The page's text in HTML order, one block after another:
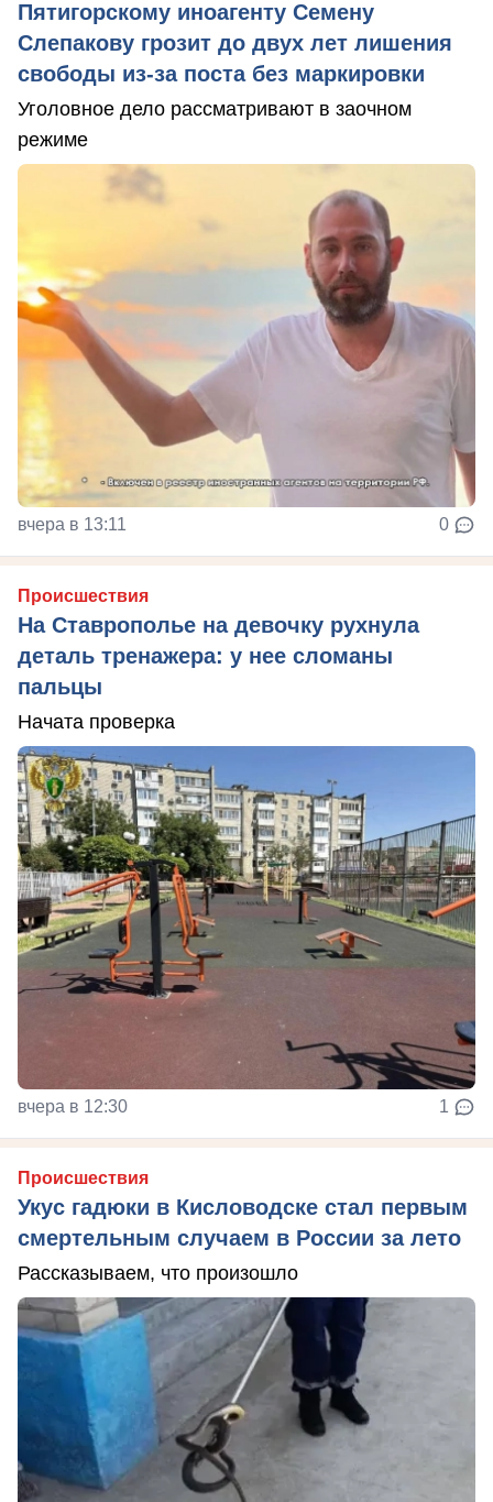
Пятигорскому иноагенту Семену
Слепакову грозит до двух лет лишения
свободы из-за поста без маркировки
Уголовное дело рассматривают в заочном
режиме
вчера в 13:11 0
Происшествия
На Ставрополье на девочку рухнула
деталь тренажера: у нее сломаны
пальцы
Начата проверка
вчера в 12:30 1
Происшествия
Укус гадюки в Кисловодске стал первым
смертельным случаем в России за лето
Рассказываем, что произошло